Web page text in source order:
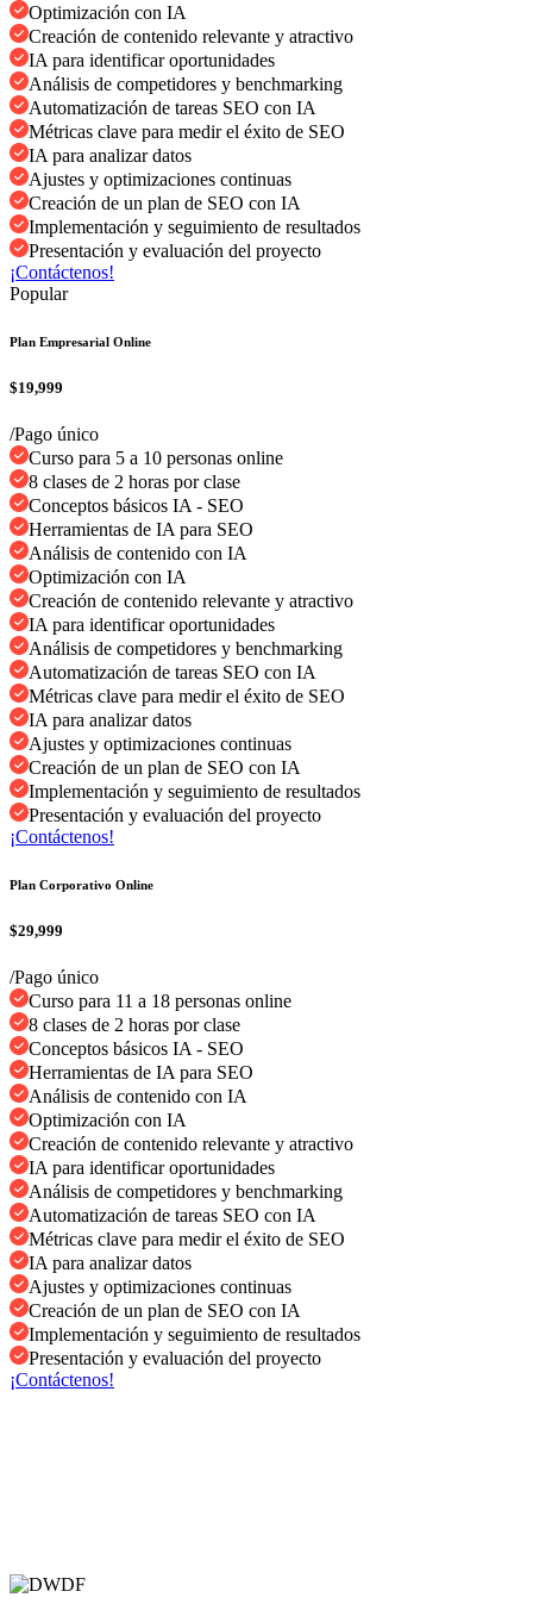
Optimización con IA
Creación de contenido relevante y atractivo
IA para identificar oportunidades
Análisis de competidores y benchmarking
Automatización de tareas SEO con IA
Métricas clave para medir el éxito de SEO
IA para analizar datos
Ajustes y optimizaciones continuas
Creación de un plan de SEO con IA
Implementación y seguimiento de resultados
Presentación y evaluación del proyecto
¡Contáctenos!
Popular
Plan Empresarial Online
$19,999
/Pago único
Curso para 5 a 10 personas online
8 clases de 2 horas por clase
Conceptos básicos IA - SEO
Herramientas de IA para SEO
Análisis de contenido con IA
Optimización con IA
Creación de contenido relevante y atractivo
IA para identificar oportunidades
Análisis de competidores y benchmarking
Automatización de tareas SEO con IA
Métricas clave para medir el éxito de SEO
IA para analizar datos
Ajustes y optimizaciones continuas
Creación de un plan de SEO con IA
Implementación y seguimiento de resultados
Presentación y evaluación del proyecto
¡Contáctenos!
Plan Corporativo Online
$29,999
/Pago único
Curso para 11 a 18 personas online
8 clases de 2 horas por clase
Conceptos básicos IA - SEO
Herramientas de IA para SEO
Análisis de contenido con IA
Optimización con IA
Creación de contenido relevante y atractivo
IA para identificar oportunidades
Análisis de competidores y benchmarking
Automatización de tareas SEO con IA
Métricas clave para medir el éxito de SEO
IA para analizar datos
Ajustes y optimizaciones continuas
Creación de un plan de SEO con IA
Implementación y seguimiento de resultados
Presentación y evaluación del proyecto
¡Contáctenos!